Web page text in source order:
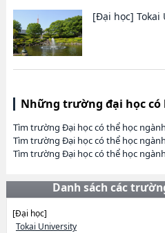
[Đại học] Tokai
Những trường đại học có
Tìm trường Đại học có thể học
Tìm trường Đại học có thể học
Tìm trường Đại học có thể học
Danh sách các
[Đại học]
Tokai University